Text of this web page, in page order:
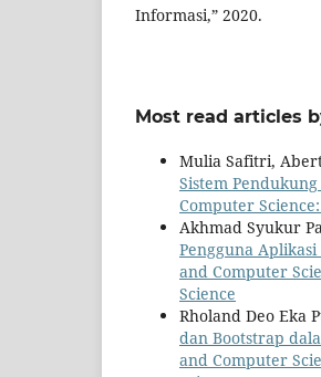
Informasi,” 2020.
Most read articles
Mulia Safitri,
Sistem
Computer
Akhmad Syukur
Pengguna
and Computer
Science
Rholand Deo Eka
dan Bootstrap
and Computer